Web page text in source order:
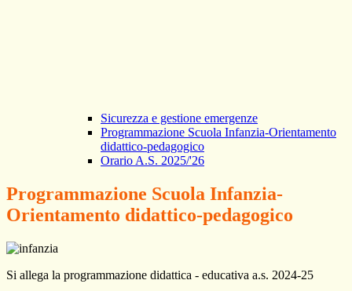
Sicurezza e gestione emergenze
Programmazione Scuola Infanzia-Orientamento
didattico-pedagogico
Orario A.S. 2025/'26
Programmazione Scuola Infanzia-
Orientamento didattico-pedagogico
Si allega la programmazione didattica - educativa a.s. 2024-25